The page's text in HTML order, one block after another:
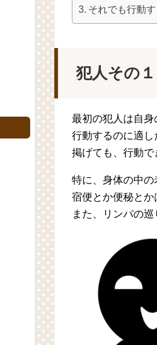
それでも行動
犯人その１
最初の犯人は自身
行動するのに適
掲げても、行動で
特に、身体の中の
宿便とか便秘とか
また、リンパの